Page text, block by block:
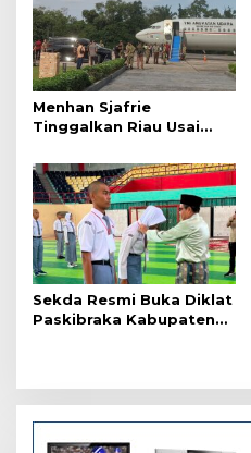
i
p
o
s
Menhan Sjafrie
Tinggalkan Riau Usai
Wilayah Kodam
XIX/Tuanku Tambusai
Sekda Resmi Buka Diklat
Paskibraka Kabupaten